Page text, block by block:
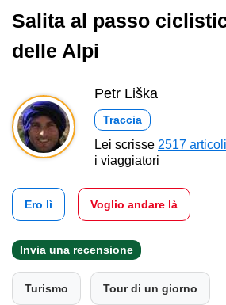
Salita al passo
delle Alpi
Petr Liška
Traccia
Lei scrisse 2517 articoli
i viaggiatori
Ero lì Voglio andare là
Invia una recensione
Turismo Tour di un giorno